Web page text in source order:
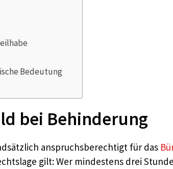
Bedeutung
bei Behinderung
anspruchsberechtigt für das
gilt: Wer mindestens drei